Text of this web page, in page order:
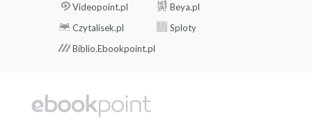
Videopoint.pl
Beya.pl
Czytalisek.pl
Sploty
Biblio.Ebookpoint.pl